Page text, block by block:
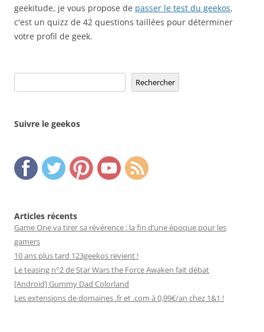
geekitude, je vous propose de passer le test du geekos,
c'est un quizz de 42 questions taillées pour déterminer
votre profil de geek.
Rechercher
Suivre le geekos
Articles récents
Game One va tirer sa révérence : la fin d’une époque pour les
gamers
10 ans plus tard 123geekos revient !
Le teasing n°2 de Star Wars the Force Awaken fait débat
[Android] Gummy Dad Colorland
Les extensions de domaines .fr et .com à 0,99€/an chez 1&1 !